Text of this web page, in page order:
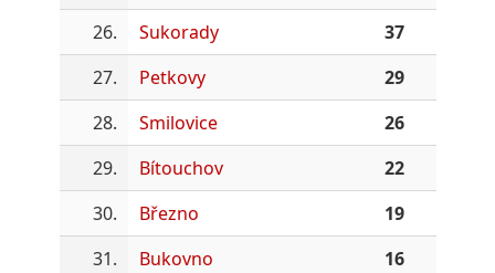
26. Sukorady
37
27.
Petkovy
29
28.
Smilovice
26
29.
Bítouchov
22
30.
Březno
19
31.
Bukovno
16